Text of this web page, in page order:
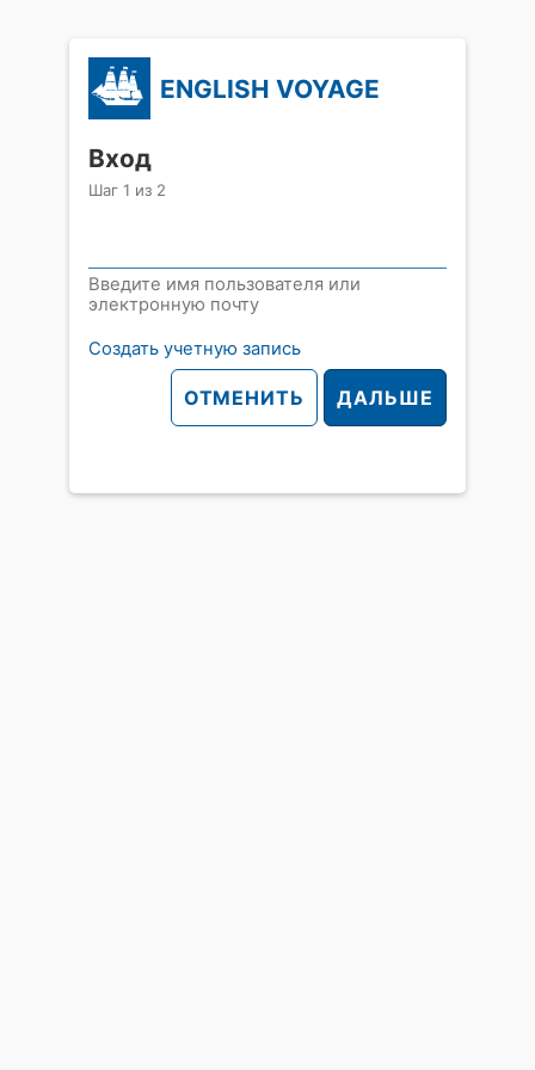
ENGLISH VOYAGE
Вход
Шаг 1 из 2
Введите имя пользователя или
электронную почту
Создать учетную запись
ОТМЕНИТЬ ДАЛЬШЕ